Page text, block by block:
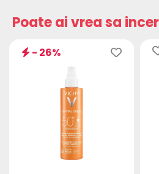
Poate ai vrea sa
- 26%